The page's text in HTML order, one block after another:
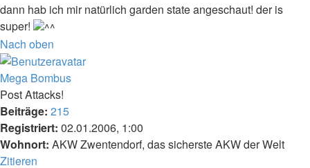
dann hab ich mir natürlich garden state angeschaut! der is
super!
Nach oben
Mega Bombus
Post Attacks!
Beiträge: 215
Registriert: 02.01.2006, 1:00
Wohnort: AKW Zwentendorf, das sicherste AKW der Welt
Zitieren